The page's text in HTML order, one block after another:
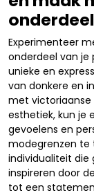
Experimenteer
onderdeel van je
unieke en
van donkere en
met victoriaanse
esthetiek, kun je
gevoelens en
modegrenzen te
individualiteit
inspireren door
tot een